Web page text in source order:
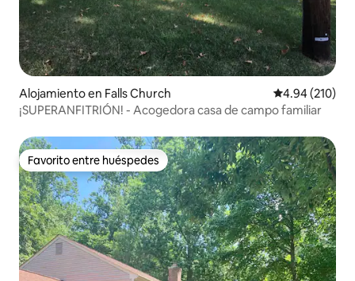
Alojamiento en Falls Church Calificación
4.94 (210)
¡SUPERANFITRIÓN! - Acogedora casa de campo familiar
Favorito entre huéspedes
Favorito entre huéspedes